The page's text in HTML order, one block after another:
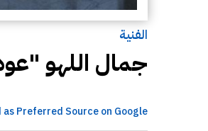
الفنية
جمال اللهو
as Preferred Source on Google